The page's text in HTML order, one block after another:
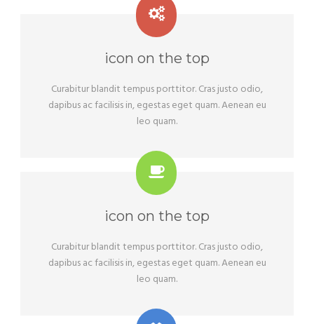
icon on the top
Curabitur blandit tempus porttitor. Cras justo odio,
dapibus ac facilisis in, egestas eget quam. Aenean eu
leo quam.
icon on the top
Curabitur blandit tempus porttitor. Cras justo odio,
dapibus ac facilisis in, egestas eget quam. Aenean eu
leo quam.